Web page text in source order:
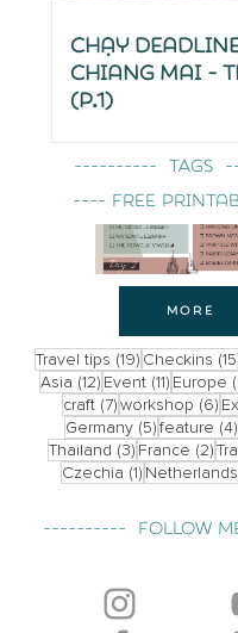
Chạy
Chiang Mai -
(P.1)
---------- TAGS
---- free
MORE
Travel tips (19) 19 bài đăng
Checkins
Asia (12)12 bài đăng
Event (11)11 bài
Europe
craft (7)7 bài đăng
workshop (6) 6
Germany (5)5 bài đăng
feature (4)
Thailand (3)3 bài đăng
France (2)2
Czechia (1)1 bài đăng
Netherlands
---------- Follow